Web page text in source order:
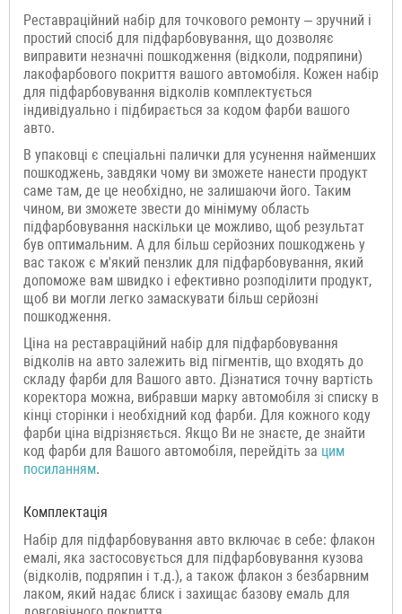
Реставраційний набір для точкового ремонту – зручний і
простий спосіб для підфарбовування, що дозволяє
виправити незначні пошкодження (відколи, подряпини)
лакофарбового покриття вашого автомобіля. Кожен набір
для підфарбовування відколів комплектується
індивідуально і підбирається за кодом фарби вашого
авто.
В упаковці є спеціальні палички для усунення найменших
пошкоджень, завдяки чому ви зможете нанести продукт
саме там, де це необхідно, не залишаючи його. Таким
чином, ви зможете звести до мінімуму область
підфарбовування наскільки це можливо, щоб результат
був оптимальним. А для більш серйозних пошкоджень у
вас також є м'який пензлик для підфарбовування, який
допоможе вам швидко і ефективно розподілити продукт,
щоб ви могли легко замаскувати більш серйозні
пошкодження.
Ціна на реставраційний набір для підфарбовування
відколів на авто залежить від пігментів, що входять до
складу фарби для Вашого авто. Дізнатися точну вартість
коректора можна, вибравши марку автомобіля зі списку в
кінці сторінки і необхідний код фарби. Для кожного коду
фарби ціна відрізняється. Якщо Ви не знаєте, де знайти
код фарби для Вашого автомобіля, перейдіть за цим
посиланням.
Комплектація
Набір для підфарбовування авто включає в себе: флакон
емалі, яка застосовується для підфарбовування кузова
(відколів, подряпин і т.д.), а також флакон з безбарвним
лаком, який надає блиск і захищає базову емаль для